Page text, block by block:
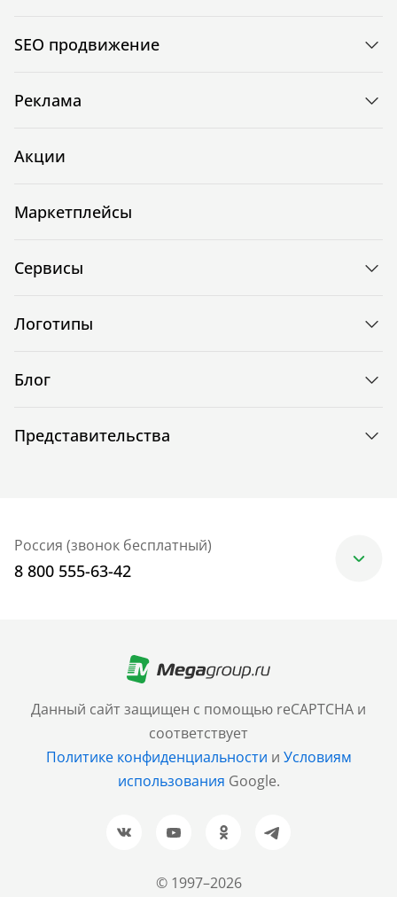
© 1997–2026
Данный сайт защищен с помощью reCAPTCHA и
соответствует
Политике конфиденциальности и Условиям
использования Google.
SEO продвижение
Реклама
Акции
Маркетплейсы
Сервисы
Логотипы
Блог
Представительства
Россия (звонок бесплатный)
8 800 555-63-42
+7 (499) 705-30-10
Санкт-Петербург
+7 (812) 600-77-33
Барнаул
+7 (961) 999-93-93
Новосибирск